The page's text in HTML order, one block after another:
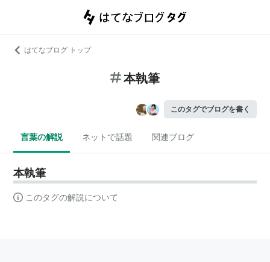
はてなブログ トップ
本執筆
このタグでブログを書く
言葉の解説 ネットで話題 関連ブログ
本執筆
このタグの解説について